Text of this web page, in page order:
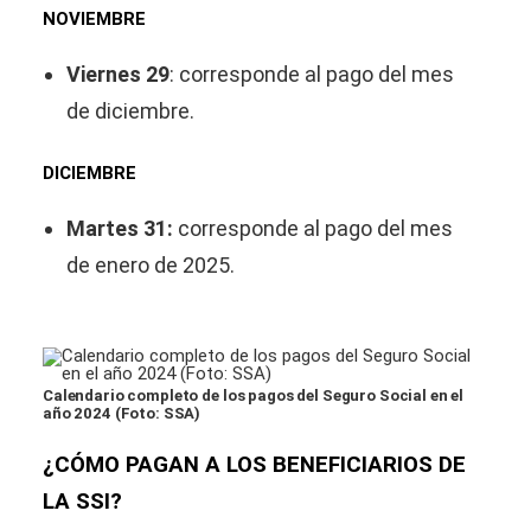
NOVIEMBRE
Viernes 29: corresponde al pago del mes
de diciembre.
DICIEMBRE
Martes 31: corresponde al pago del mes
de enero de 2025.
Calendario completo de los pagos del Seguro Social en el
año 2024 (Foto: SSA)
¿CÓMO PAGAN A LOS BENEFICIARIOS DE
LA SSI?